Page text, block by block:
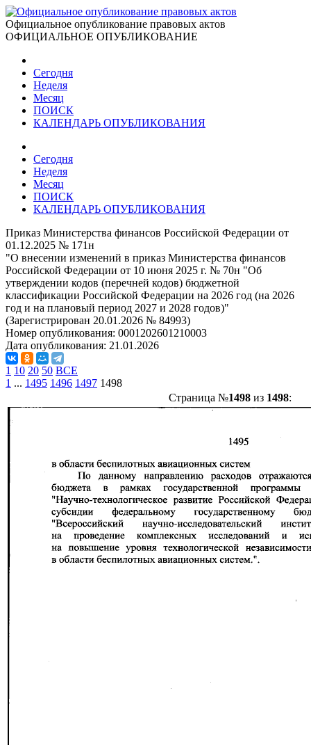
Официальное опубликование правовых актов
ОФИЦИАЛЬНОЕ ОПУБЛИКОВАНИЕ
Сегодня
Неделя
Месяц
ПОИСК
КАЛЕНДАРЬ ОПУБЛИКОВАНИЯ
Сегодня
Неделя
Месяц
ПОИСК
КАЛЕНДАРЬ ОПУБЛИКОВАНИЯ
Приказ Министерства финансов Российской Федерации от
01.12.2025 № 171н
"О внесении изменений в приказ Министерства финансов
Российской Федерации от 10 июня 2025 г. № 70н "Об
утверждении кодов (перечней кодов) бюджетной
классификации Российской Федерации на 2026 год (на 2026
год и на плановый период 2027 и 2028 годов)"
(Зарегистрирован 20.01.2026 № 84993)
Номер опубликования: 0001202601210003
Дата опубликования: 21.01.2026
1 10 20 50 ВСЕ
1 ... 1495 1496 1497 1498
Страница №1498из 1498: